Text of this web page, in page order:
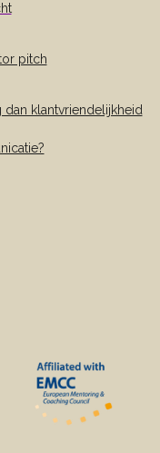
pitch
klantvriendelijkheid